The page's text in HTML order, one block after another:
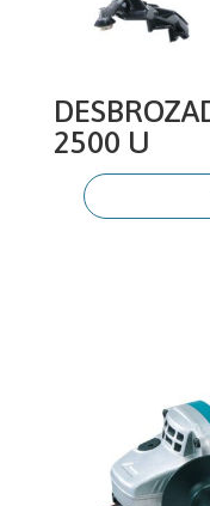
2500 U